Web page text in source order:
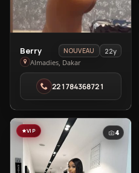
View
Berry
in
Almadies
Berry NOUVEAU
22y
Almadies, Dakar
221784368721
VIP 4